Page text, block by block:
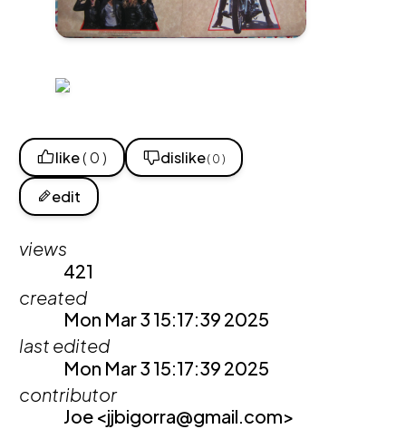
like( 0 ) dislike( 0 )
edit
views
421
created
Mon Mar 3 15:17:39 2025
last edited
Mon Mar 3 15:17:39 2025
contributor
Joe <jjbigorra@gmail.com>